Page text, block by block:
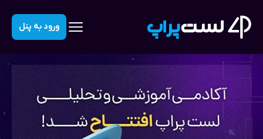
ورود به پنل